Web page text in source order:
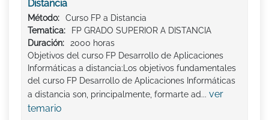
Distancia
Método:
Curso FP a Distancia
Tematica:
FP GRADO SUPERIOR A DISTANCIA
Duración:
2000 horas
Objetivos del curso FP Desarrollo de Aplicaciones
Informáticas a distancia:Los objetivos fundamentales
del curso FP Desarrollo de Aplicaciones Informáticas
a distancia son, principalmente, formarte ad... ver
temario